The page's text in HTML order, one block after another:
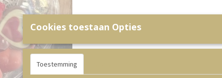
Cookies toestaan Opties
Toestemming